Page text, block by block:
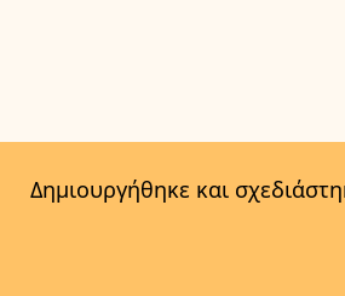
Δημιουργήθηκε και